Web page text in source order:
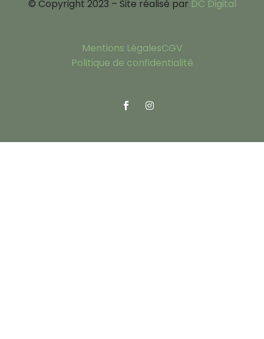
© Copyright 2023 – Site réalisé par DC Digital
Mentions LégalesCGV
Politique de confidentialité